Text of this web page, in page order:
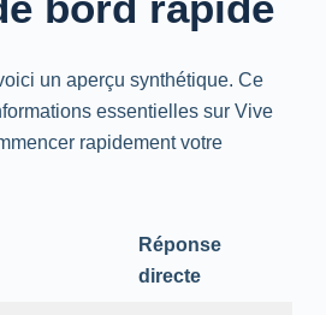
un aperçu synthétique. Ce
essentielles sur Vive
rapidement votre
Réponse
directe